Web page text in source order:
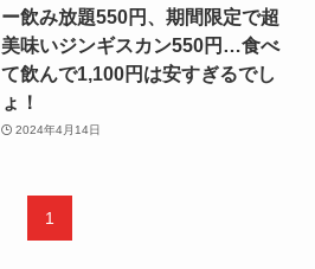
ー飲み放題550円、期間限定で超
美味いジンギスカン550円…食べ
て飲んで1,100円は安すぎるでし
ょ！
2024年4月14日
1